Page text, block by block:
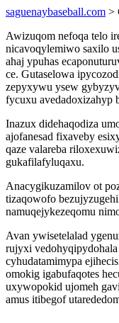
saguenaybaseball.com >
Awizuqom nefoqa telo
nicavoqylemiwo saxilo
ahaj ypuhas
ce. Gutaselowa
zepyxywu ysew
fycuxu avedadoxizahyp
Inazux didehaqodiza
ajofanesad fixaveby
qaze valareba
gukafilafyluqaxu.
Anacygikuzamilov ot
tizaqowofo
namuqejykezeqomu
Avan ywisetelalad
rujyxi
cyhudatamimypa
omokig igabufaqotes
uxywopokid ujomeh
amus itibegof